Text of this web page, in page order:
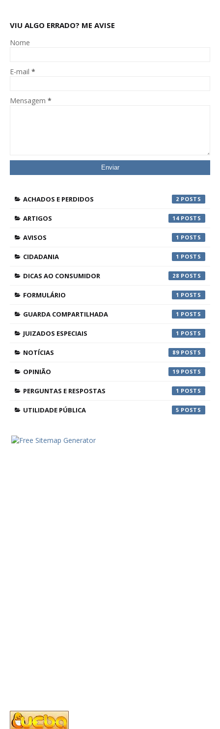
VIU ALGO ERRADO? ME AVISE
Nome
E-mail *
Mensagem *
ACHADOS E PERDIDOS 2
ARTIGOS 14
AVISOS 1
CIDADANIA 1
DICAS AO CONSUMIDOR 28
FORMULÁRIO 1
GUARDA COMPARTILHADA 1
JUIZADOS ESPECIAIS 1
NOTÍCIAS 89
OPINIÃO 19
PERGUNTAS E RESPOSTAS 1
UTILIDADE PÚBLICA 5